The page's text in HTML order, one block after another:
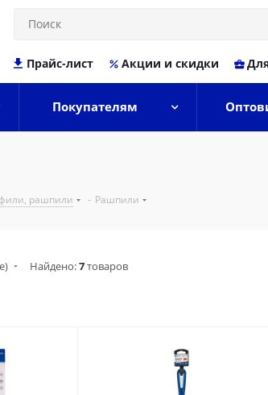
Прайс-лист Акции и скидки
Покупателям
рашпили - Рашпили
Найдено:7товаров